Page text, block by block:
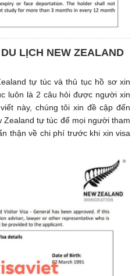
LỊCH NEW ZEALAND
tự túc và thủ tục hồ sơ xin
luôn là 2 câu hỏi được người xin
này, chúng tôi xin đề cập đến
Zealand tự túc để mọi người tham
thận về chi phí trước khi xin visa